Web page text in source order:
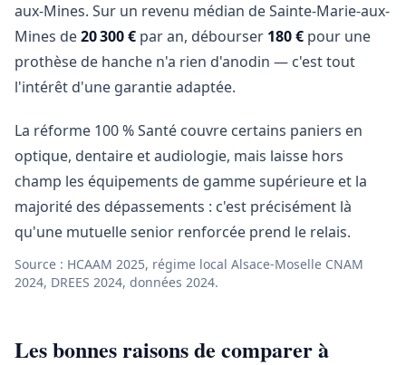
aux-Mines. Sur un revenu médian de Sainte-Marie-aux-
Mines de20 300 € par an, débourser 180 € pour une
prothèse de hanche n'a rien d'anodin — c'est tout
l'intérêt d'une garantie adaptée.
La réforme 100 % Santé couvre certains paniers en
optique, dentaire et audiologie, mais laisse hors
champ les équipements de gamme supérieure et la
majorité des dépassements : c'est précisément là
qu'une mutuelle senior renforcée prend le relais.
Source : HCAAM 2025, régime local Alsace-Moselle CNAM
2024, DREES 2024, données 2024.
Les bonnes raisons de comparer à